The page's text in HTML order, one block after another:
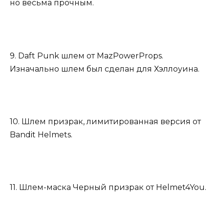
но весьма прочным.
9. Daft Punk шлем от MazPowerProps.
Изначально шлем был сделан для Хэллоуина.
10. Шлем призрак, лимитированная версия от
Bandit Helmets.
11. Шлем-маска Черный призрак от Helmet4You.